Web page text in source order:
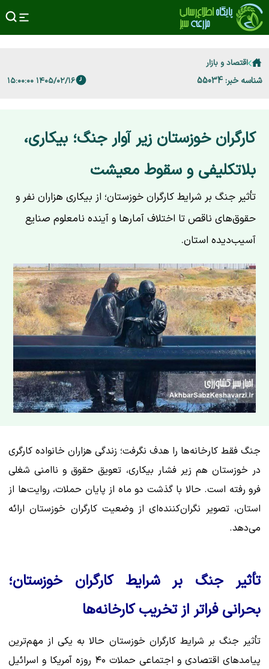
اقتصاد و بازار
شناسه خبر: 55034 ۱۴۰۵/۰۲/۱۶ ۱۵:۰۰:۰۰
کارگران خوزستان زیر آوار جنگ؛ بیکاری،
بلاتکلیفی و سقوط معیشت
تأثیر جنگ بر شرایط کارگران خوزستان؛ از بیکاری هزاران نفر و
حقوق‌های ناقص تا اختلاف آمارها و آینده نامعلوم صنایع
آسیب‌دیده استان.
جنگ فقط کارخانه‌ها را هدف نگرفت؛ زندگی هزاران خانواده کارگری
در خوزستان هم زیر فشار بیکاری، تعویق حقوق و ناامنی شغلی
فرو رفته است. حالا با گذشت دو ماه از پایان حملات، روایت‌ها از
استان، تصویر نگران‌کننده‌ای از وضعیت کارگران خوزستان ارائه
می‌دهد.
تأثیر جنگ بر شرایط کارگران خوزستان؛
بحرانی فراتر از تخریب کارخانه‌ها
تأثیر جنگ بر شرایط کارگران خوزستان حالا به یکی از مهم‌ترین
پیامدهای اقتصادی و اجتماعی حملات ۴۰ روزه آمریکا و اسرائیل